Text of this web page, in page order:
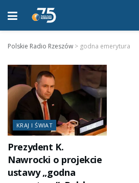
Polskie Radio Rzeszów > godna emerytura
KRAJ I ŚWIAT
Prezydent K.
Nawrocki o projekcie
ustawy „godna